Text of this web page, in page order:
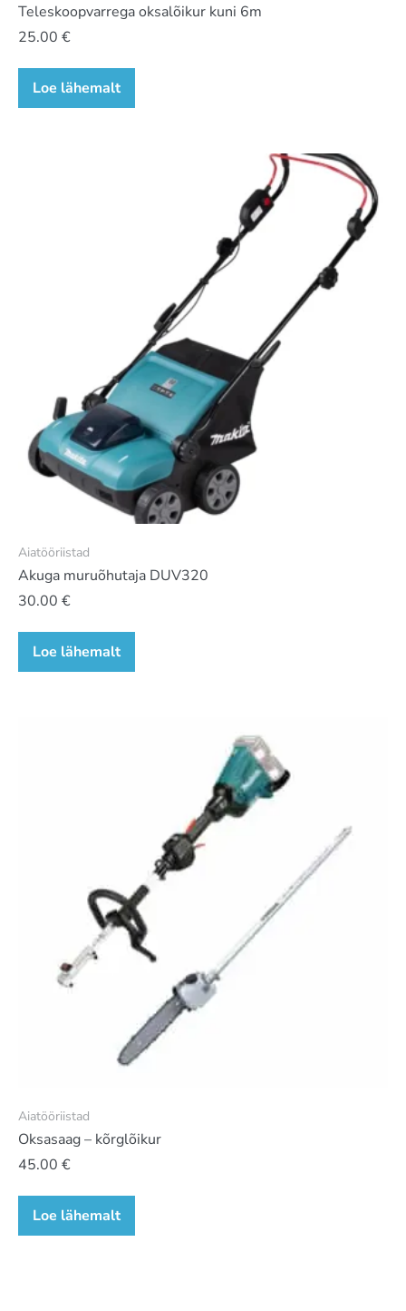
Teleskoopvarrega oksalõikur kuni 6m
25.00 €
Loe lähemalt
Aiatööriistad
Akuga muruõhutaja DUV320
30.00 €
Loe lähemalt
Aiatööriistad
Oksasaag – kõrglõikur
45.00 €
Loe lähemalt